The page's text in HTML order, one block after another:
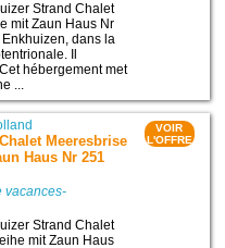
Strand Chalet
mit Zaun Haus Nr
dans la
Il
hébergement met
...
Meeresbrise
Haus Nr 251
vacances-
Strand Chalet
mit Zaun Haus
VOIR
L'OFFRE